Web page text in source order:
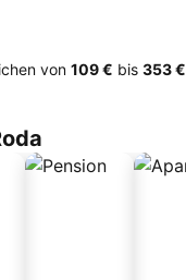
von ‎109 € bis ‎353 €